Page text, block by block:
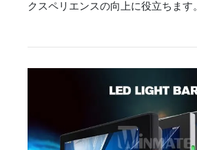
クスペリエンスの向上に役立ちます。